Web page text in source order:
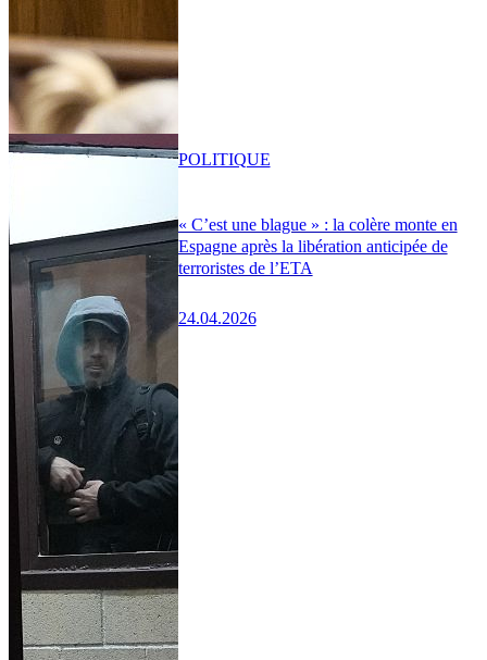
« C’est une blague » : la colère monte en
Espagne après la libération anticipée de
terroristes de l’ETA
24.04.2026
POLITIQUE